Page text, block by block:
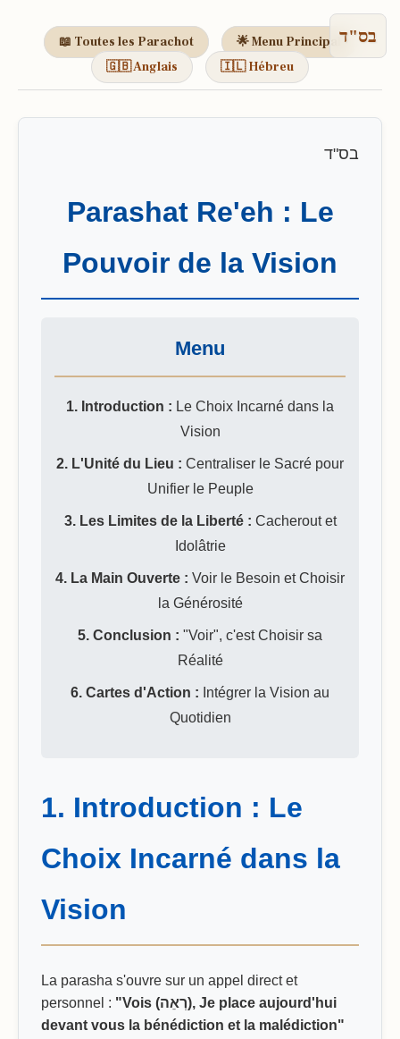
בס"ד 📖 Toutes les Parachot
🌟 Menu Principal
🇬🇧 Anglais
🇮🇱 Hébreu
בס"ד
Parashat Re'eh : Le
Pouvoir de la Vision
Menu
1. Introduction : Le Choix Incarné dans la
Vision
2. L'Unité du Lieu : Centraliser le Sacré pour
Unifier le Peuple
3. Les Limites de la Liberté : Cacherout et
Idolâtrie
4. La Main Ouverte : Voir le Besoin et Choisir
la Générosité
5. Conclusion : "Voir", c'est Choisir sa
Réalité
6. Cartes d'Action : Intégrer la Vision au
Quotidien
1. Introduction : Le
Choix Incarné dans la
Vision
La parasha s'ouvre sur un appel direct et
personnel : "Vois (רְאֵה), Je place aujourd'hui
devant vous la bénédiction et la malédiction"